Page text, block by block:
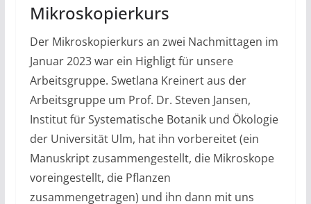
Mikroskopierkurs
Der Mikroskopierkurs an zwei Nachmittagen im
Januar 2023 war ein Highligt für unsere
Arbeitsgruppe. Swetlana Kreinert aus der
Arbeitsgruppe um Prof. Dr. Steven Jansen,
Institut für Systematische Botanik und Ökologie
der Universität Ulm, hat ihn vorbereitet (ein
Manuskript zusammengestellt, die Mikroskope
voreingestellt, die Pflanzen
zusammengetragen) und ihn dann mit uns